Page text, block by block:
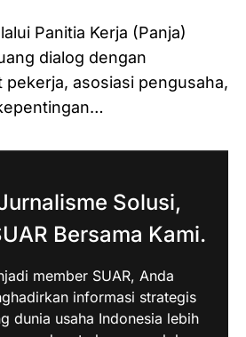
Panitia Kerja (Panja)
dialog dengan
pekerja, asosiasi pengusaha,
Solusi,
Bersama Kami.
member SUAR, Anda
informasi strategis
dunia usaha Indonesia lebih